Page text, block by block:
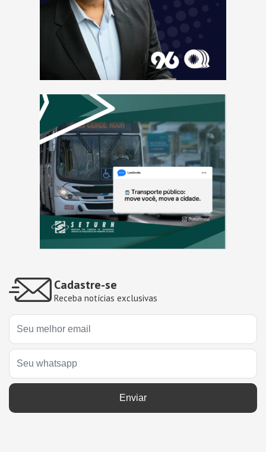
Cadastre-se
Receba notícias exclusivas
Enviar